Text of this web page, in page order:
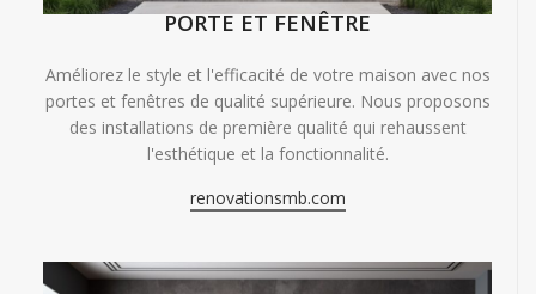
PORTE ET FENÊTRE
Améliorez le style et l'efficacité de votre maison avec nos
portes et fenêtres de qualité supérieure. Nous proposons
des installations de première qualité qui rehaussent
l'esthétique et la fonctionnalité.
renovationsmb.com